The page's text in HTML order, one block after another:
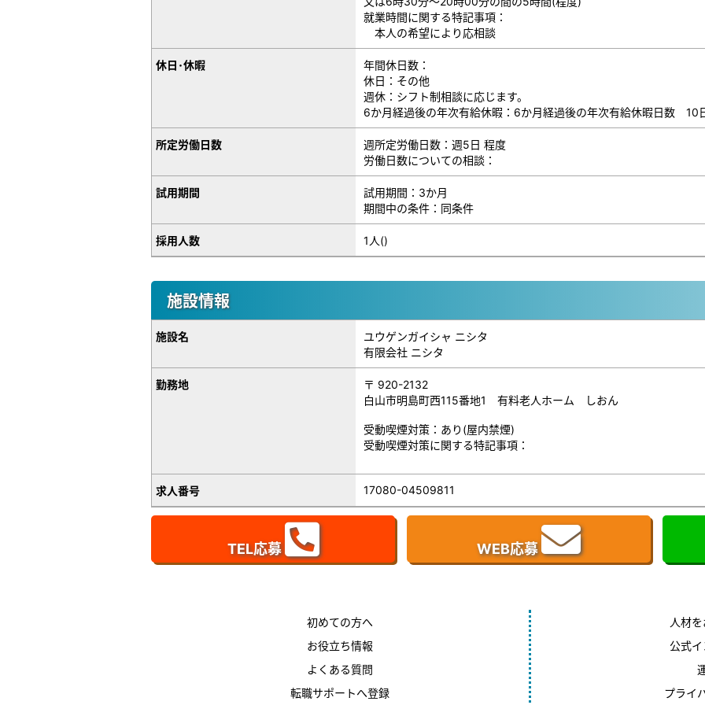
就業時間に関する特記事項：
本人の希望により応相談
休日･休暇
年間休日数：
休日：その他
週休：シフト制相談に応じます。
6か月経過後の年次有給休暇：6か月経過後の年次有給休暇日数 10
所定労働日数
週所定労働日数：週5日 程度
労働日数についての相談：
試用期間
試用期間：3か月
期間中の条件：同条件
採用人数 1人()
施設情報
施設名
ユウゲンガイシャ ニシタ
有限会社 ニシタ
勤務地
〒 920-2132
白山市明島町西115番地1 有料老人ホーム しおん
受動喫煙対策：あり(屋内禁煙)
受動喫煙対策に関する特記事項：
求人番号 17080-04509811
TEL応募 WEB応募
初めての方へ
お役立ち情報
よくある質問
転職サポートへ登録
人材
公式
プライ